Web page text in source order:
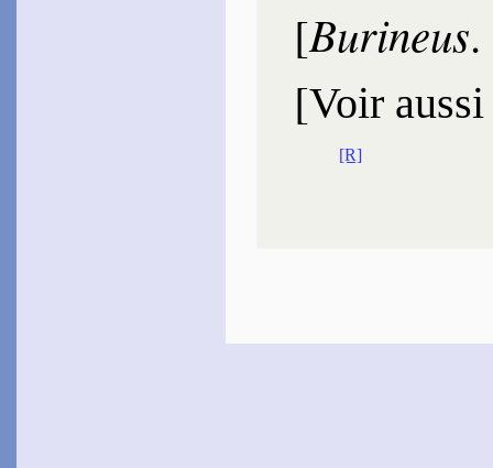
[Burineus.
[Voir aussi
[R]